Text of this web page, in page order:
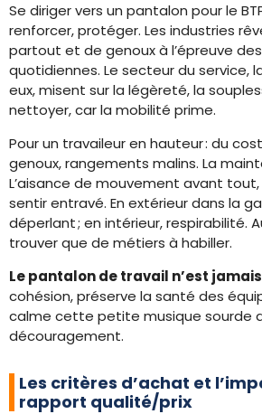
Se diriger vers un pantalon pour le
renforcer, protéger. Les industries
partout et de genoux à l’épreuve
quotidiennes. Le secteur du service,
eux, misent sur la légèreté, la
nettoyer, car la mobilité prime.
Pour un travaileur en hauteur : du
genoux, rangements malins. La
L’aisance de mouvement avant
sentir entravé. En extérieur dans la
déperlant ; en intérieur, respirabilité.
trouver que de métiers à habiller.
Le pantalon de travail n’est
cohésion, préserve la santé des
calme cette petite musique sourde
découragement.
Les critères d’achat et
rapport qualité/prix